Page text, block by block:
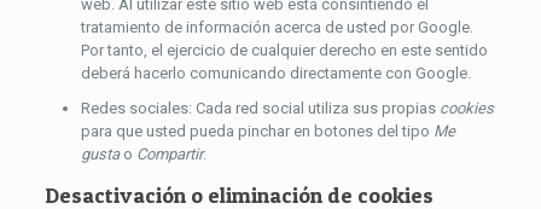
web. Al utilizar este sitio web está consintiendo el
tratamiento de información acerca de usted por Google.
Por tanto, el ejercicio de cualquier derecho en este sentido
deberá hacerlo comunicando directamente con Google.
Redes sociales: Cada red social utiliza sus propias cookies
para que usted pueda pinchar en botones del tipo Me
gustao Compartir.
Desactivación o eliminación de cookies